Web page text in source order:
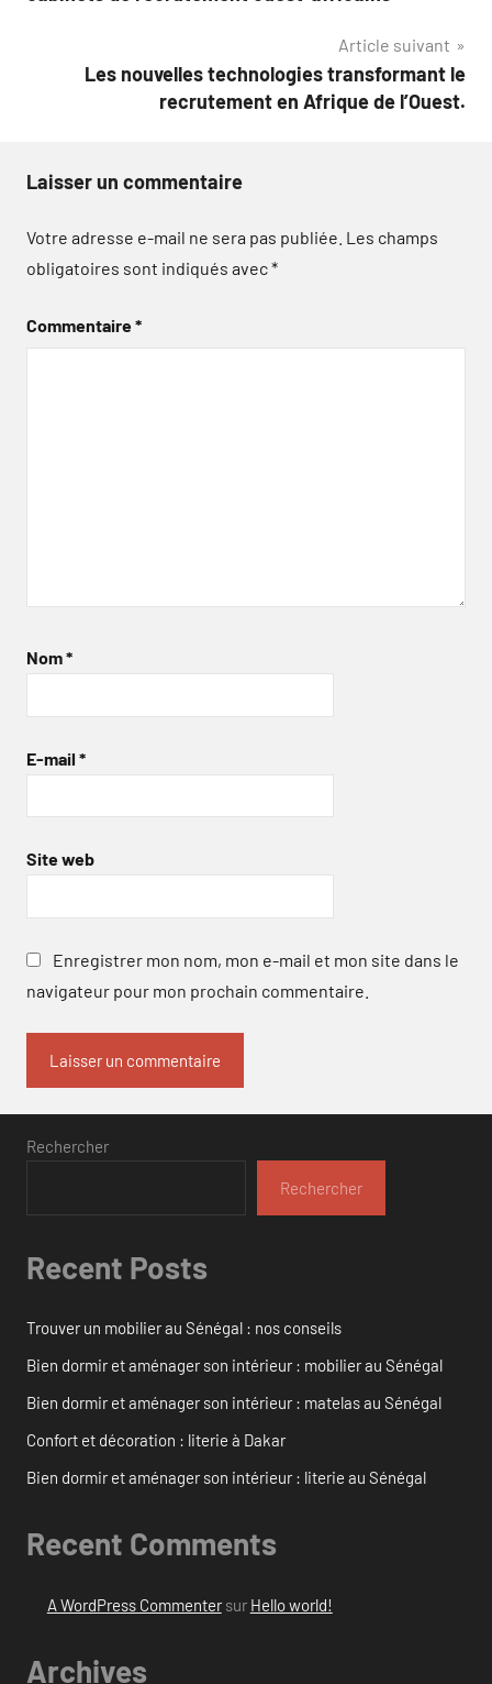
Article suivant
Les nouvelles technologies transformant le
recrutement en Afrique de l’Ouest.
Laisser un commentaire
Votre adresse e-mail ne sera pas publiée. Les champs
obligatoires sont indiqués avec*
Commentaire*
Nom*
E-mail *
Site web
Enregistrer mon nom, mon e-mail et mon site dans le
navigateur pour mon prochain commentaire.
Rechercher
Rechercher
Recent Posts
Trouver un mobilier au Sénégal : nos conseils
Bien dormir et aménager son intérieur : mobilier au Sénégal
Bien dormir et aménager son intérieur : matelas au Sénégal
Confort et décoration : literie à Dakar
Bien dormir et aménager son intérieur : literie au Sénégal
Recent Comments
A WordPress Commentersur Hello world!
Archives